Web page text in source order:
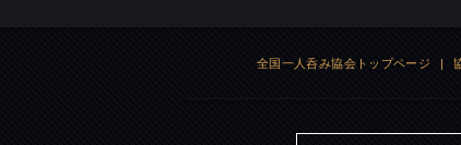
全国一人呑み協会トップページ |